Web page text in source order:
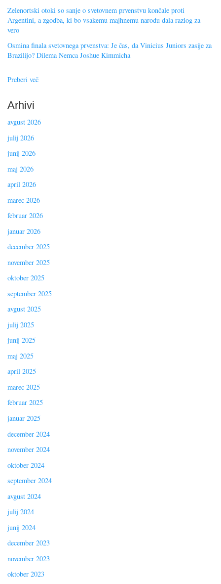
Zelenortski otoki so sanje o svetovnem prvenstvu končale proti
Argentini, a zgodba, ki bo vsakemu majhnemu narodu dala razlog za
vero
Osmina finala svetovnega prvenstva: Je čas, da Vinicius Juniors zasije za
Brazilijo? Dilema Nemca Joshue Kimmicha
Preberi več
Arhivi
avgust 2026
julij 2026
junij 2026
maj 2026
april 2026
marec 2026
februar 2026
januar 2026
december 2025
november 2025
oktober 2025
september 2025
avgust 2025
julij 2025
junij 2025
maj 2025
april 2025
marec 2025
februar 2025
januar 2025
december 2024
november 2024
oktober 2024
september 2024
avgust 2024
julij 2024
junij 2024
december 2023
november 2023
oktober 2023